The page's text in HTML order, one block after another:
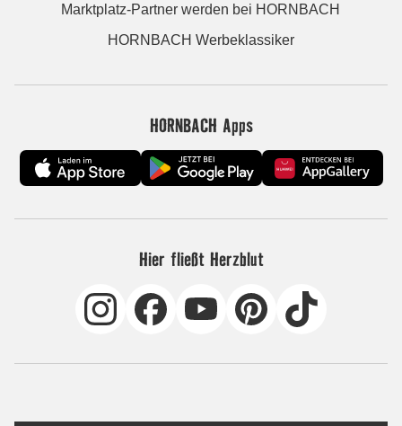
Marktplatz-Partner werden bei HORNBACH
HORNBACH Werbeklassiker
HORNBACH Apps
Hier fließt Herzblut